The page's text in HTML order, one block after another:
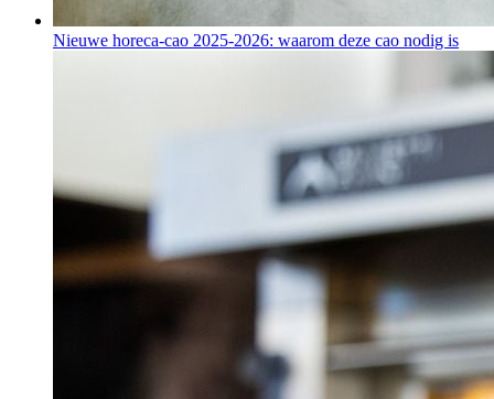
Nieuwe horeca-cao 2025-2026: waarom deze cao nodig is